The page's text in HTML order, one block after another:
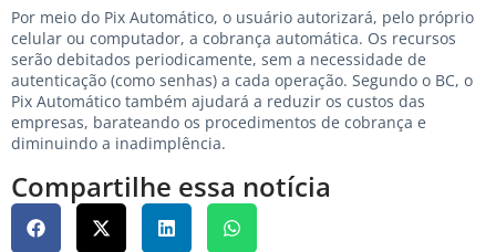
Por meio do Pix Automático, o usuário autorizará, pelo próprio
celular ou computador, a cobrança automática. Os recursos
serão debitados periodicamente, sem a necessidade de
autenticação (como senhas) a cada operação. Segundo o BC, o
Pix Automático também ajudará a reduzir os custos das
empresas, barateando os procedimentos de cobrança e
diminuindo a inadimplência.
Compartilhe essa notícia